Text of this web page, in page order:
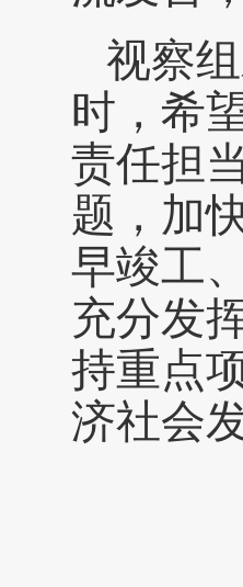
视察
时，希
责任担
题，加
早竣工
充分发
持重点
济社会